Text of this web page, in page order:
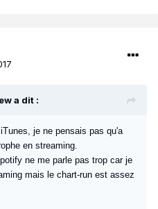
a dit :
je ne pensais pas qu'a
en streaming.
ne me parle pas trop car je
mais le chart-run est assez